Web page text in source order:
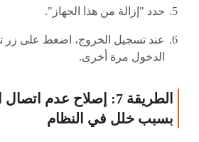
حدد "إزالة من هذا الجهاز".
عند تسجيل الخروج، اضغط على زر
الدخول مرة أخرى.
الطريقة 7: إصلاح عدم
بسبب خلل في النظام